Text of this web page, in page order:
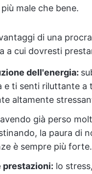
male che bene.
di una
a cui dovresti
dell'energia:
e ti senti riluttante a
altamente
avendo già perso
la paura di
è sempre più forte.
prestazioni: lo